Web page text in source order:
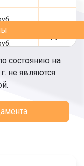
3 100
3 300
состоянию на
не являются